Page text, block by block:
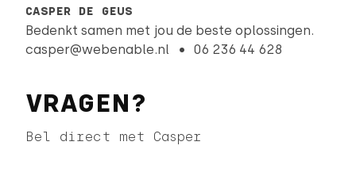
CASPER DE GEUS
Bedenkt samen met jou de beste oplossingen.
casper@webenable.nl
06 236 44 628
VRAGEN?
Bel direct met Casper